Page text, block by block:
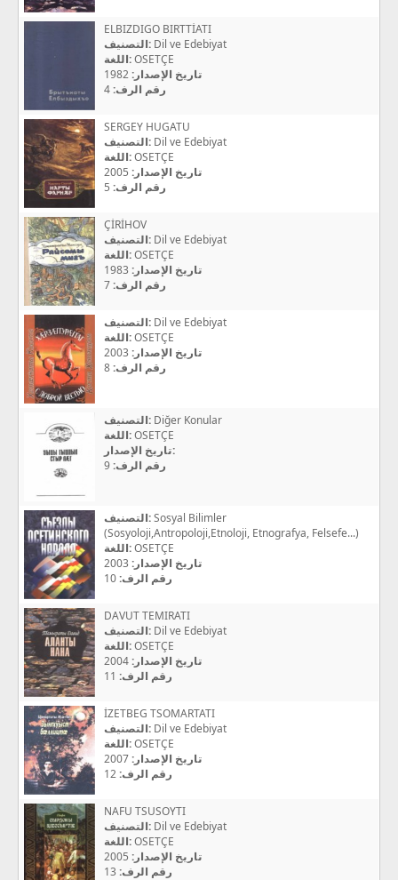
ELBIZDIGO BIRTTİATI
التصنيف: Dil ve Edebiyat
اللغة:OSETÇE
تاريخ الإصدار:
رقم الرف:
SERGEY HUGATU
التصنيف: Dil ve Edebiyat
اللغة:OSETÇE
تاريخ الإصدار:
رقم الرف:
ÇİRİHOV
التصنيف: Dil ve Edebiyat
اللغة:OSETÇE
تاريخ الإصدار:
رقم الرف:
التصنيف: Dil ve Edebiyat
اللغة:OSETÇE
تاريخ الإصدار:
رقم الرف:
التصنيف: Diğer Konular
اللغة:OSETÇE
تاريخ الإصدار:
رقم الرف:
التصنيف:Sosyal Bilimler
(Sosyoloji,Antropoloji,Etnoloji, Etnografya, Felsefe...)
اللغة:OSETÇE
تاريخ الإصدار:
رقم الرف:
DAVUT TEMIRATI
التصنيف: Dil ve Edebiyat
اللغة:OSETÇE
تاريخ الإصدار:
رقم الرف:
İZETBEG TSOMARTATI
التصنيف: Dil ve Edebiyat
اللغة:OSETÇE
تاريخ الإصدار:
رقم الرف:
NAFU TSUSOYTI
التصنيف: Dil ve Edebiyat
اللغة:OSETÇE
تاريخ الإصدار:
رقم الرف: